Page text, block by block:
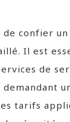
de confier
Il est
de
tarifs